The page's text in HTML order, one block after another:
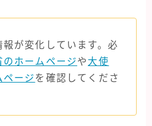
が変化しています。必
のホームページや 大使
ページを確認してくださ